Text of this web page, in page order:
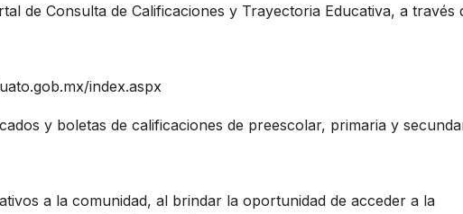
de Consulta de Calificaciones y Trayectoria Educativa, a través
index.aspx
y boletas de calificaciones de preescolar, primaria y
a la comunidad, al brindar la oportunidad de acceder a la